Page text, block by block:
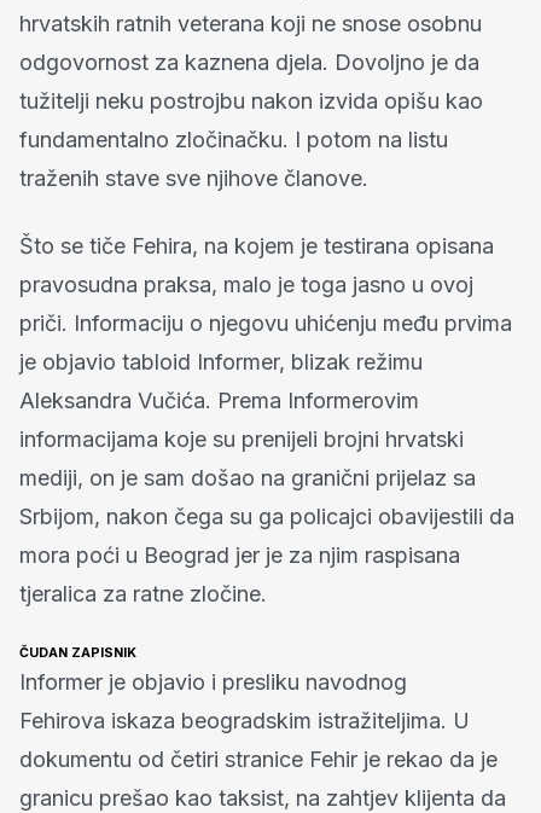
hrvatskih ratnih veterana koji ne snose osobnu
odgovornost za kaznena djela. Dovoljno je da
tužitelji neku postrojbu nakon izvida opišu kao
fundamentalno zločinačku. I potom na listu
traženih stave sve njihove članove.
Što se tiče Fehira, na kojem je testirana opisana
pravosudna praksa, malo je toga jasno u ovoj
priči. Informaciju o njegovu uhićenju među prvima
je objavio tabloid Informer, blizak režimu
Aleksandra Vučića. Prema Informerovim
informacijama koje su prenijeli brojni hrvatski
mediji, on je sam došao na granični prijelaz sa
Srbijom, nakon čega su ga policajci obavijestili da
mora poći u Beograd jer je za njim raspisana
tjeralica za ratne zločine.
ČUDAN ZAPISNIK
Informer je objavio i presliku navodnog
Fehirova iskaza beogradskim istražiteljima. U
dokumentu od četiri stranice Fehir je rekao da je
granicu prešao kao taksist, na zahtjev klijenta da